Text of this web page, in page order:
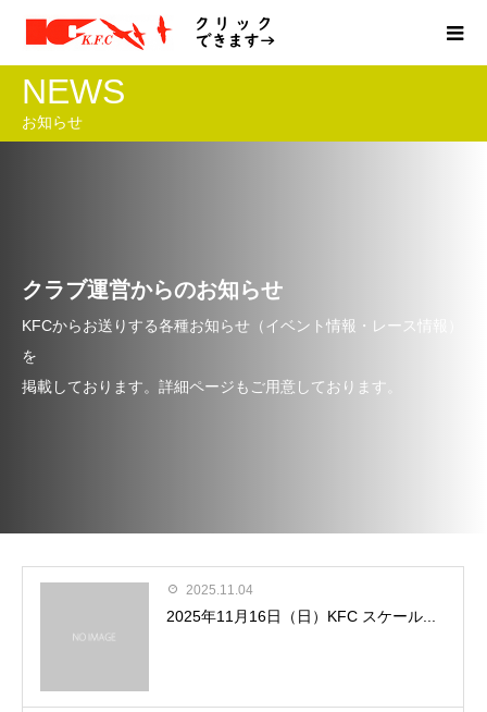
NEWS
お知らせ
クラブ運営からのお知らせ
KFCからお送りする各種お知らせ（イベント情報・レース情報）
を
掲載しております。詳細ページもご用意しております。
2025.11.04
2025年11月16日（日）KFC スケール...